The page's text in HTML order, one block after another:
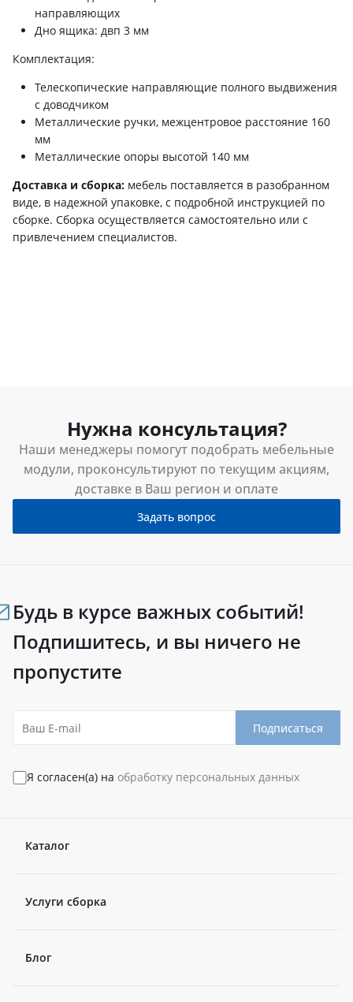
направляющих
Дно ящика: двп 3 мм
Комплектация:
Телескопические направляющие полного выдвижения
с доводчиком
Металлические ручки, межцентровое расстояние 160
мм
Металлические опоры высотой 140 мм
Доставка и сборка: мебель поставляется в разобранном
виде, в надежной упаковке, с подробной инструкцией по
сборке. Сборка осуществляется самостоятельно или с
привлечением специалистов.
Нужна консультация?
Наши менеджеры помогут подобрать мебельные
модули, проконсультируют по текущим акциям,
доставке в Ваш регион и оплате
Задать вопрос
Будь в курсе важных событий!
Подпишитесь, и вы ничего не
пропустите
Подписаться
Я согласен(а) на обработку персональных данных
Каталог
Услуги сборка
Блог